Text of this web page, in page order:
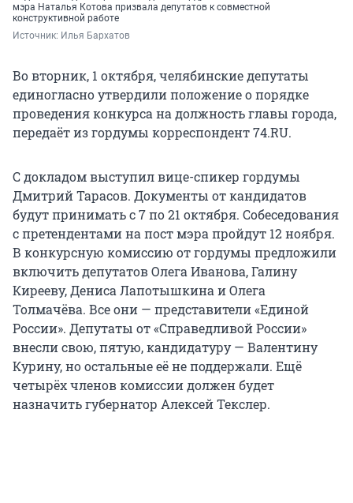
мэра Наталья Котова призвала депутатов к совместной
конструктивной работе
Источник: Илья Бархатов
Во вторник, 1 октября, челябинские депутаты
единогласно утвердили положение о порядке
проведения конкурса на должность главы города,
передаёт из гордумы корреспондент 74.RU.
С докладом выступил вице-спикер гордумы
Дмитрий Тарасов. Документы от кандидатов
будут принимать с 7 по 21 октября. Собеседования
с претендентами на пост мэра пройдут 12 ноября.
В конкурсную комиссию от гордумы предложили
включить депутатов Олега Иванова, Галину
Кирееву, Дениса Лапотышкина и Олега
Толмачёва. Все они — представители «Единой
России». Депутаты от «Справедливой России»
внесли свою, пятую, кандидатуру — Валентину
Курину, но остальные её не поддержали. Ещё
четырёх членов комиссии должен будет
назначить губернатор Алексей Текслер.